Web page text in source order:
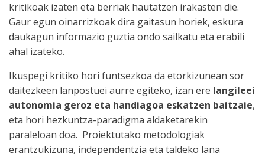
kritikoak izaten eta berriak hautatzen irakasten die.
Gaur egun oinarrizkoak dira gaitasun horiek, eskura
daukagun informazio guztia ondo sailkatu eta erabili
ahal izateko.
Ikuspegi kritiko hori funtsezkoa da etorkizunean sor
daitezkeen lanpostuei aurre egiteko, izan ere langileei
autonomia geroz eta handiagoa eskatzen baitzaie,
eta hori hezkuntza-paradigma aldaketarekin
paraleloan doa. Proiektutako metodologiak
erantzukizuna, independentzia eta taldeko lana